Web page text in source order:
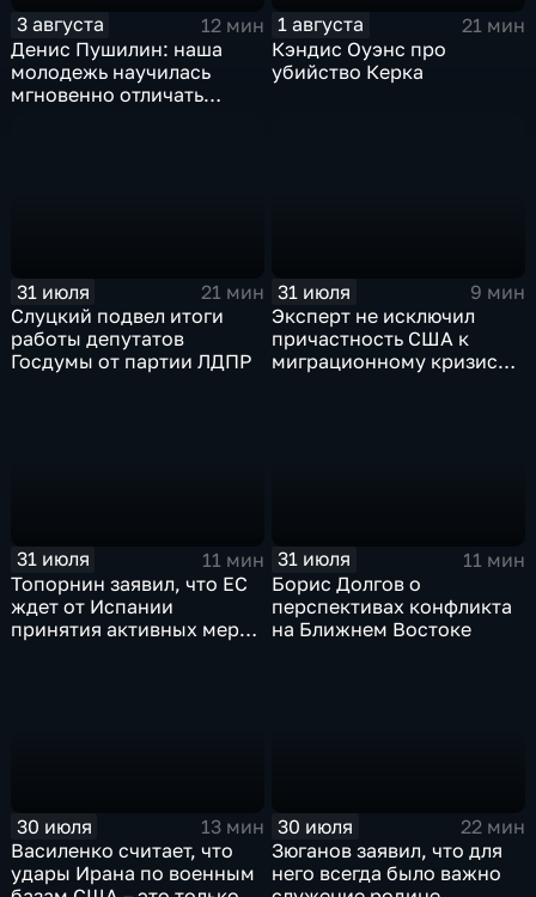
3 августа
12 мин
Денис Пушилин: наша
молодежь научилась
мгновенно отличать
1 августа
21 мин
Кэндис Оуэнс про
убийство Керка
31 июля
21 мин
Слуцкий подвел итоги
работы депутатов
Госдумы от партии ЛДПР
31 июля
9 мин
Эксперт не исключил
причастность США к
миграционному кризису в
31 июля
11 мин
Топорнин заявил, что ЕС
ждет от Испании
принятия активных мер
31 июля
11 мин
Борис Долгов о
перспективах конфликта
на Ближнем Востоке
30 июля
13 мин
Василенко считает, что
удары Ирана по военным
30 июля
22 мин
Зюганов заявил, что для
него всегда было важно